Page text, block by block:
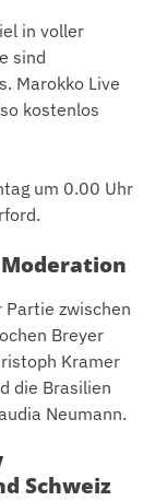
in voller
sind
Marokko Live
kostenlos
um 0.00 Uhr
Partie zwischen
Breyer
Kramer
die Brasilien
Neumann.
Schweiz